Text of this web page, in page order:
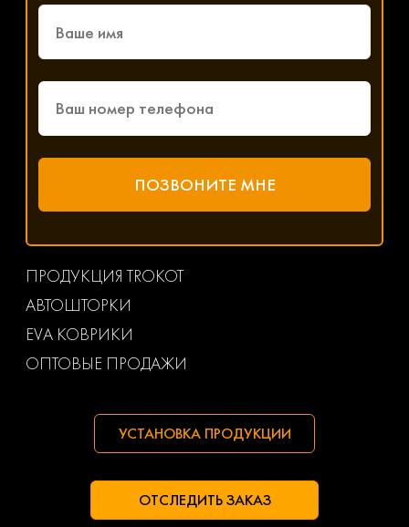
ПРОДУКЦИЯ TROKOT
АВТОШТОРКИ
EVA КОВРИКИ
ОПТОВЫЕ ПРОДАЖИ
УСТАНОВКА ПРОДУКЦИИ
ОТСЛЕДИТЬ ЗАКАЗ